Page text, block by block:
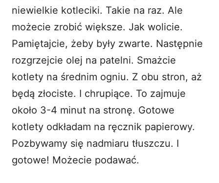
niewielkie kotleciki. Takie na raz. Ale
możecie zrobić większe. Jak wolicie.
Pamiętajcie, żeby były zwarte. Następnie
rozgrzejcie olej na patelni. Smażcie
kotlety na średnim ogniu. Z obu stron, aż
będą złociste. I chrupiące. To zajmuje
około 3-4 minut na stronę. Gotowe
kotlety odkładam na ręcznik papierowy.
Pozbywamy się nadmiaru tłuszczu. I
gotowe! Możecie podawać.